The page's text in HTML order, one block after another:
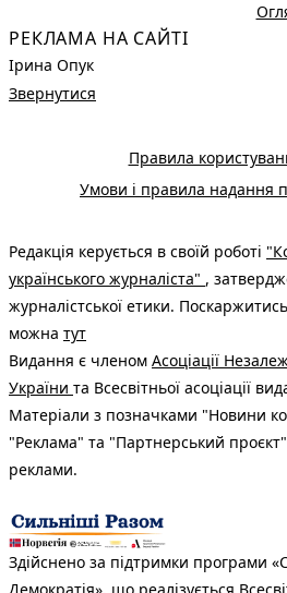
РЕКЛАМА НА САЙТІ
Ірина Опук
Звернутися
Правила
Умови і правила надання
Редакція керується в своїй роботі
українського журналіста" ,
журналістської етики.
можна тут
Видання є членом Асоціації
України та Всесвітньої асоціації
Матеріали з позначками "Новини
"Реклама" та "Партнерський
реклами.
Здійснено за підтримки програми